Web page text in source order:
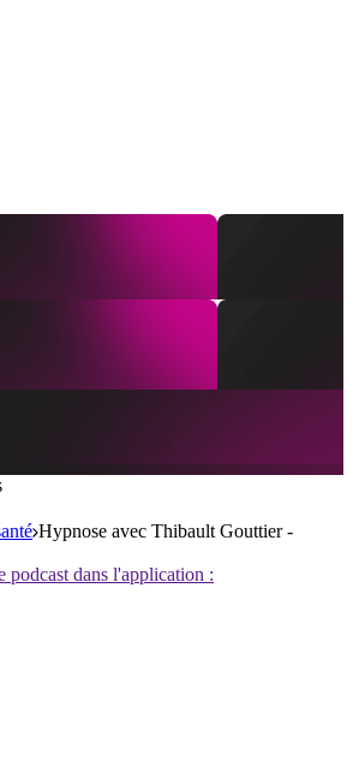
Hypnose avec Thibault Gouttier -
podcast dans l'application :